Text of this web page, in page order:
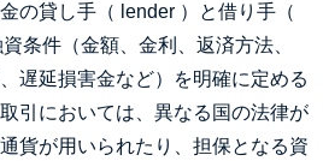
の貸し手（ lender ）と借り手（
条件（金額、金利、返済方法、
遅延損害金など）を明確に定める
引においては、異なる国の法律が
貨が用いられたり、担保となる資